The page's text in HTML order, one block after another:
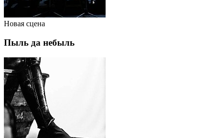
Новая сцена
Пыль да небыль